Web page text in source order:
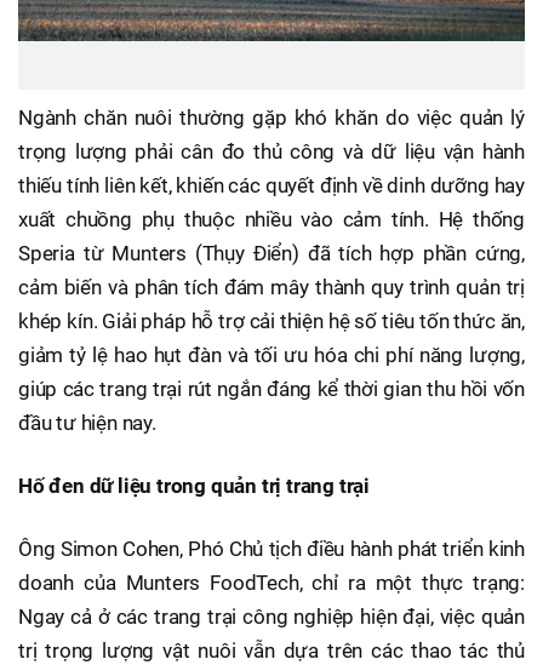
Ngành chăn nuôi thường gặp khó khăn do việc quản lý
trọng lượng phải cân đo thủ công và dữ liệu vận hành
thiếu tính liên kết, khiến các quyết định về dinh dưỡng hay
xuất chuồng phụ thuộc nhiều vào cảm tính. Hệ thống
Speria từ Munters (Thụy Điển) đã tích hợp phần cứng,
cảm biến và phân tích đám mây thành quy trình quản trị
khép kín. Giải pháp hỗ trợ cải thiện hệ số tiêu tốn thức ăn,
giảm tỷ lệ hao hụt đàn và tối ưu hóa chi phí năng lượng,
giúp các trang trại rút ngắn đáng kể thời gian thu hồi vốn
đầu tư hiện nay.
Hố đen dữ liệu trong quản trị trang trại
Ông Simon Cohen, Phó Chủ tịch điều hành phát triển kinh
doanh của Munters FoodTech, chỉ ra một thực trạng:
Ngay cả ở các trang trại công nghiệp hiện đại, việc quản
trị trọng lượng vật nuôi vẫn dựa trên các thao tác thủ